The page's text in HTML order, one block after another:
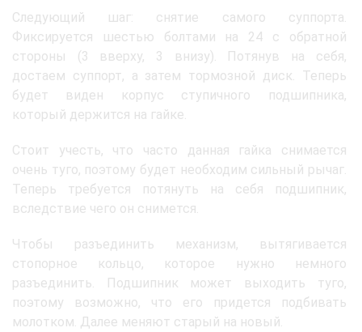
Следующий шаг: снятие самого суппорта.
Фиксируется шестью болтами на 24 с обратной
стороны (3 вверху, 3 внизу). Потянув на себя,
достаем суппорт, а затем тормозной диск. Теперь
будет виден корпус ступичного подшипника,
который держится на гайке.
Стоит учесть, что часто данная гайка снимается
очень туго, поэтому будет необходим сильный рычаг.
Теперь требуется потянуть на себя подшипник,
вследствие чего он снимется.
Чтобы разъединить механизм, вытягивается
стопорное кольцо, которое нужно немного
разъединить. Подшипник может выходить туго,
поэтому возможно, что его придется подбивать
молотком. Далее меняют старый на новый.